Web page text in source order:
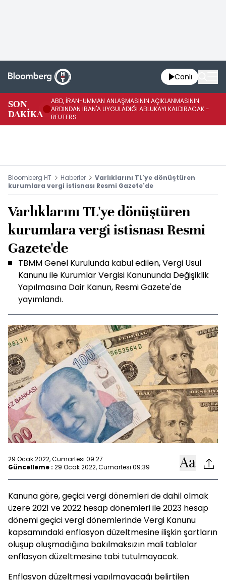
Canlı
SON
DAKİKA
ABD, İRAN-UMMAN ANLAŞMASININ AÇIKLANMASININ
ARDINDAN İRAN'A UYGULADIĞI ABLUKAYI KALDIRACAK -
REUTERS
Bloomberg HT Haberler
Varlıklarını TL'ye dönüştüren
kurumlara vergi istisnası Resmi Gazete'de
Varlıklarını TL'ye dönüştüren
kurumlara vergi istisnası Resmi
Gazete'de
TBMM Genel Kurulunda kabul edilen, Vergi Usul
Kanunu ile Kurumlar Vergisi Kanununda Değişiklik
Yapılmasına Dair Kanun, Resmi Gazete'de
yayımlandı.
29 Ocak 2022, Cumartesi 09:27
Güncelleme : 29 Ocak 2022, Cumartesi 09:39
Kanuna göre, geçici vergi dönemleri de dahil olmak
üzere 2021 ve 2022 hesap dönemleri ile 2023 hesap
dönemi geçici vergi dönemlerinde Vergi Kanunu
kapsamındaki enflasyon düzeltmesine ilişkin şartların
oluşup oluşmadığına bakılmaksızın mali tablolar
enflasyon düzeltmesine tabi tutulmayacak.
Enflasyon düzeltmesi yapılmayacağı belirtilen